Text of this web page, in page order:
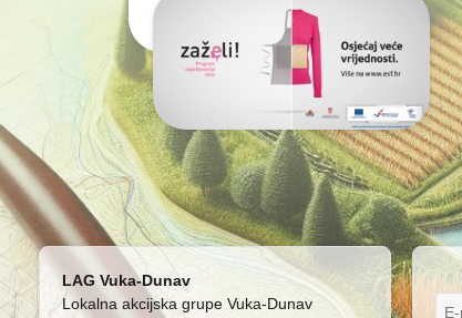
LAG Vuka-Dunav
Lokalna akcijska grupe Vuka-Dunav